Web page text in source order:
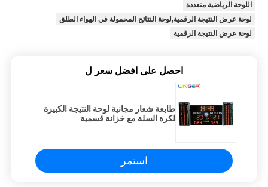
اللوحة الرياضية متعددة
لوحة عرض النتيجة الرقمية,لوحة النتائج المحمولة في الهواء الطلق
لوحة عرض النتيجة الرقمية
احصل على افضل سعر ل
طابعة شعار مجانية لوحة النتيجة الكبيرة
لكرة السلة مع خزانة قسمية
استمر